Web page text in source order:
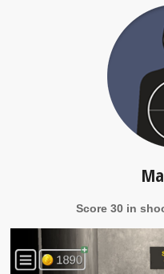
Score 30 in